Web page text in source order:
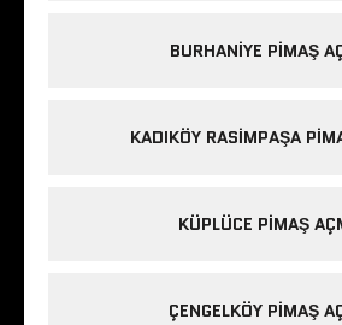
BURHANIYE PIMAŞ
KADIKÖY RASIMPAŞA
KÜPLÜCE PIMAŞ
ÇENGELKÖY PIMAŞ